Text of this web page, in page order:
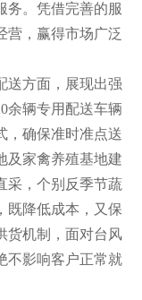
务。凭借完善的服
营，赢得市场广泛
送方面，展现出强
余辆专用配送车辆
，确保准时准点送
及家禽养殖基地建
采，个别反季节蔬
既降低成本，又保
货机制，面对台风
不影响客户正常就